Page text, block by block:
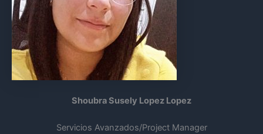
Shoubra Susely Lopez Lopez
Servicios Avanzados/Project Manager